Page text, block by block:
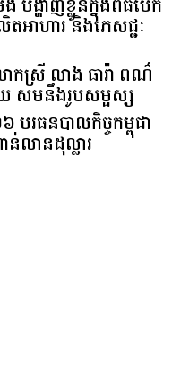
បង្ហាញខ្លួនក្នុងពិធីបើក
អាហារ និងភេសជ្ជៈ
ស្រី លាង ធារ៉ា ពណ៌
សមនឹងរូបសម្ផស្ស
រធន​បាលកិច្ច​កម្ពុជា​
លាន​ដុល្លារ​